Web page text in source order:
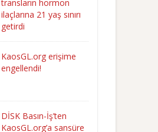
transların hormon
ilaçlarına 21 yaş sınırı
getirdi
KaosGL.org erişime
engellendi!
DİSK Basın-İş’ten
KaosGL.org’a sansüre